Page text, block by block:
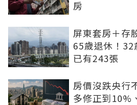
房
屏東套房＋存
65歲退休！32
已有243張
房價沒跌央行
多修正到10%